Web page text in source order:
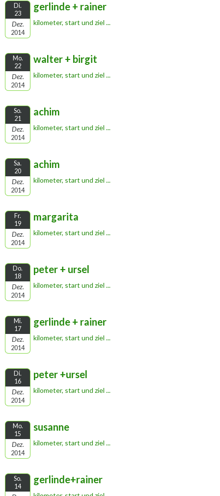
Di.
23
Dez.
2014
gerlinde + rainer
kilometer, start und ziel ...
Mo.
22
Dez.
2014
walter + birgit
kilometer, start und ziel ...
So.
21
Dez.
2014
achim
kilometer, start und ziel ...
Sa.
20
Dez.
2014
achim
kilometer, start und ziel ...
Fr.
19
Dez.
2014
margarita
kilometer, start und ziel ...
Do.
18
Dez.
2014
peter + ursel
kilometer, start und ziel ...
Mi.
17
Dez.
2014
gerlinde + rainer
kilometer, start und ziel ...
Di.
16
Dez.
2014
peter +ursel
kilometer, start und ziel ...
Mo.
15
Dez.
2014
susanne
kilometer, start und ziel ...
So.
14
gerlinde+rainer